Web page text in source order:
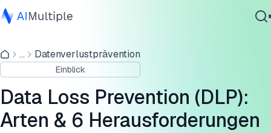
Agentische KI
Cybersicherheit
Daten
Unternehmenssoftware
Dienstleistungen
... Datenverlustprävention
Einblick
Data Loss Prevention (DLP):
Arten & 6 Herausforderungen
Arten von DLP
Der Browser als neuer Kontrollpunkt